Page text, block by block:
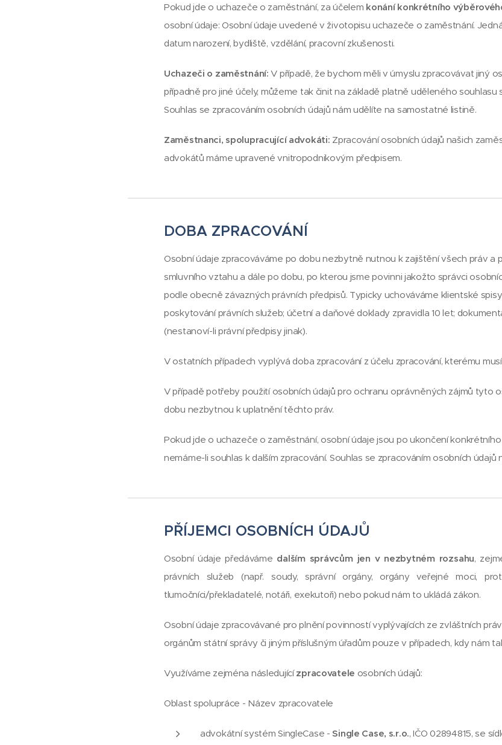
Pokud jde o uchazeče o zaměstnání, za účelem konání konkrétního
osobní údaje: Osobní údaje uvedené v životopisu uchazeče o zaměstnání.
datum narození, bydliště, vzdělání, pracovní zkušenosti.
Uchazeči o zaměstnání: V případě, že bychom měli v úmyslu zpracovávat jiný
případně pro jiné účely, můžeme tak činit na základě platně uděleného souhlasu
Souhlas se zpracováním osobních údajů nám udělíte na samostatné listině.
Zaměstnanci, spolupracující advokáti: Zpracování osobních údajů našich
advokátů máme upravené vnitropodnikovým předpisem.
DOBA ZPRACOVÁNÍ
Osobní údaje zpracováváme po dobu nezbytně nutnou k zajištění všech práv a
smluvního vztahu a dále po dobu, po kterou jsme povinni jakožto správci
podle obecně závazných právních předpisů. Typicky uchováváme klientské
poskytování právních služeb; účetní a daňové doklady zpravidla 10 let;
(nestanoví-li právní předpisy jinak).
V ostatních případech vyplývá doba zpracování z účelu zpracování, kterému
V případě potřeby použití osobních údajů pro ochranu oprávněných zájmů tyto
dobu nezbytnou k uplatnění těchto práv.
Pokud jde o uchazeče o zaměstnání, osobní údaje jsou po ukončení
nemáme-li souhlas k dalším zpracování. Souhlas se zpracováním osobních
PŘÍJEMCI OSOBNÍCH ÚDAJŮ
Osobní údaje předáváme dalším správcům jen v nezbytném rozsahu,
právních služeb (např. soudy, správní orgány, orgány veřejné moci,
tlumočníci/překladatelé, notáři, exekutoři) nebo pokud nám to ukládá zákon.
Osobní údaje zpracovávané pro plnění povinností vyplývajících ze zvláštních
orgánům státní správy či jiným příslušným úřadům pouze v případech, kdy nám
Využíváme zejména následujícízpracovatele osobních údajů:
Oblast spolupráce - Název zpracovatele
advokátní systém SingleCase -Single Case, s.r.o., IČO 02894815, se